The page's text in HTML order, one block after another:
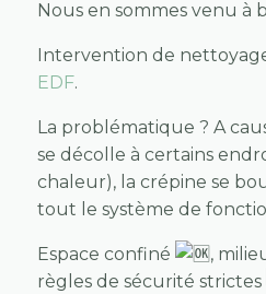
Nous en sommes venu à
Intervention de
EDF.
La problématique ? A
se décolle à certains
chaleur), la crépine se
tout le système de
Espace confiné
,
règles de sécurité strictes